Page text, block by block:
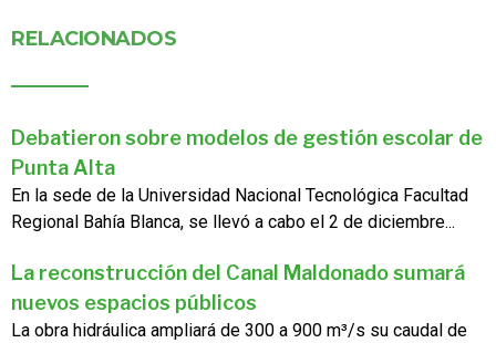
RELACIONADOS
Debatieron sobre modelos de gestión escolar de
Punta Alta
En la sede de la Universidad Nacional Tecnológica Facultad
Regional Bahía Blanca, se llevó a cabo el 2 de diciembre...
La reconstrucción del Canal Maldonado sumará
nuevos espacios públicos
La obra hidráulica ampliará de 300 a 900 m³/s su caudal de